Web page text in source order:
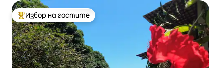
Най-популярен избор на гостите
Избор на гостите